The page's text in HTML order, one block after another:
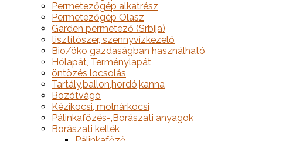
Permetezőgép alkatrész
Permetezőgép Olasz
Garden permetező (Srbija)
tisztítószer, szennyvízkezelő
Bio/öko gazdaságban használható
Hólapát, Terménylapát
öntözés locsolás
Tartály,ballon,hordó,kanna
Bozótvágó
Kézikocsi, molnárkocsi
Pálinkafőzés-,Borászati anyagok
Borászati kellék